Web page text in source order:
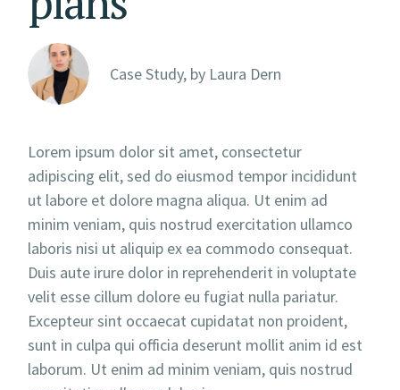
Case Study, by Laura Dern
Lorem ipsum dolor sit amet, consectetur
adipiscing elit, sed do eiusmod tempor incididunt
ut labore et dolore magna aliqua. Ut enim ad
minim veniam, quis nostrud exercitation ullamco
laboris nisi ut aliquip ex ea commodo consequat.
Duis aute irure dolor in reprehenderit in voluptate
velit esse cillum dolore eu fugiat nulla pariatur.
Excepteur sint occaecat cupidatat non proident,
sunt in culpa qui officia deserunt mollit anim id est
laborum. Ut enim ad minim veniam, quis nostrud